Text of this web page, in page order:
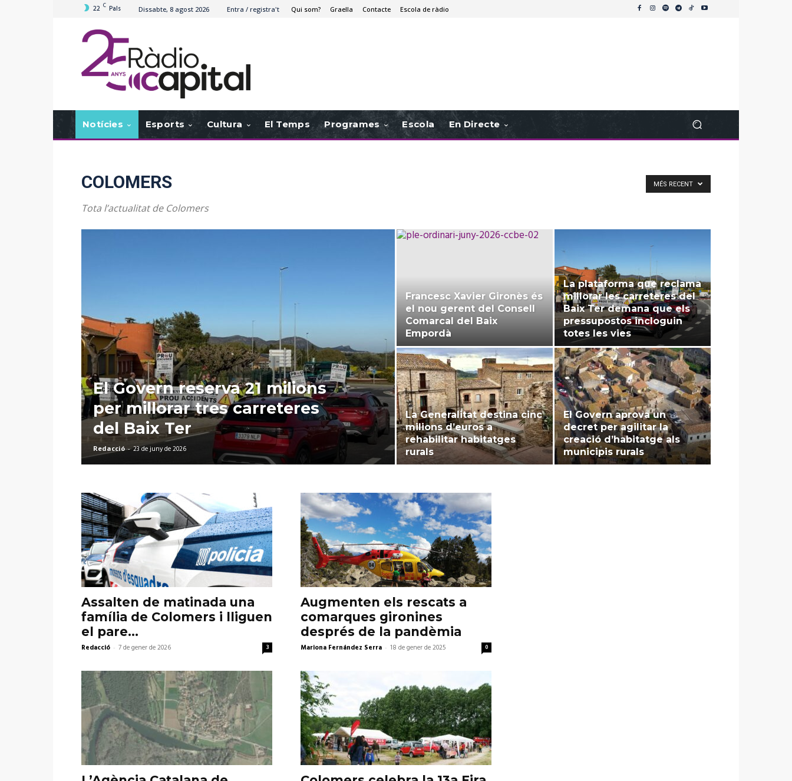
22 C Pals Dissabte, 8 agost 2026 Entra / registra't Qui som? Graella Contacte Escola de ràdio
Notícies Esports Cultura El Temps Programes Escola En Directe
COLOMERS
Tota l’actualitat de Colomers
MÉS RECENT
El Govern reserva 21 milions
per millorar tres carreteres
del Baix Ter
Redacció - 23 de juny de 2026
Francesc Xavier Gironès és
el nou gerent del Consell
Comarcal del Baix
Empordà
La plataforma que reclama
millorar les carreteres del
Baix Ter demana que els
pressupostos incloguin
totes les vies
La Generalitat destina cinc
milions d’euros a
rehabilitar habitatges
rurals
El Govern aprova un
decret per agilitar la
creació d’habitatge als
municipis rurals
Assalten de matinada una
família de Colomers i lliguen
el pare...
Redacció - 7 de gener de 2026 3
Augmenten els rescats a
comarques gironines
després de la pandèmia
Mariona Fernández Serra - 18 de gener de 2025 0